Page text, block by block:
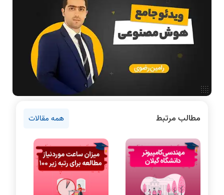
آموزش تخصصی دروس رشته کامپیوتر و IT
فناوری
آمادگی برای کنکور
اخبار آزمون ها
دروس مهندسی کامپیوتر
پایتون
سی شارپ
علم داده
مطالب مرتبط همه مقالات